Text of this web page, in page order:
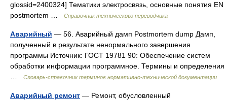
glossid=2400324] Тематики электросвязь, основные понятия EN
postmortem …
Справочник технического переводчика
Аварийный — 56. Аварийный дамп Postmortem dump Дамп,
полученный в результате ненормального завершения
программы Источник: ГОСТ 19781 90: Обеспечение систем
обработки информации программное. Термины и определения
Словарь-справочник терминов нормативно-технической документации
Аварийный ремонт — Ремонт, обусловленный